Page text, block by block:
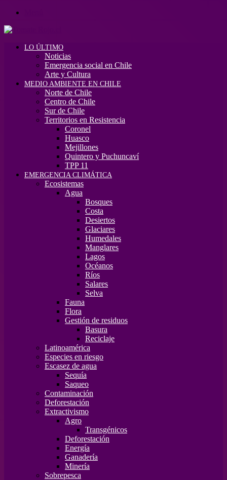
LO ÚLTIMO
Noticias
Emergencia social en Chile
Arte y Cultura
MEDIO AMBIENTE EN CHILE
Norte de Chile
Centro de Chile
Sur de Chile
Territorios en Resistencia
Coronel
Huasco
Mejillones
Quintero y Puchuncaví
TPP 11
EMERGENCIA CLIMÁTICA
Ecosistemas
Agua
Bosques
Costa
Desiertos
Glaciares
Humedales
Manglares
Lagos
Océanos
Ríos
Salares
Selva
Fauna
Flora
Gestión de residuos
Basura
Reciclaje
Latinoamérica
Especies en riesgo
Escasez de agua
Sequía
Saqueo
Contaminación
Deforestación
Extractivismo
Agro
Transgénicos
Deforestación
Energía
Ganadería
Minería
Sobrepesca